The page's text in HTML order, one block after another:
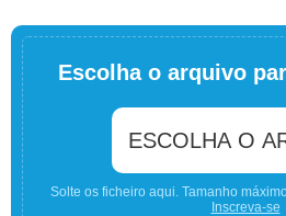
Escolha o arquivo
ESCOLHA O
Solte os ficheiro aqui. Tamanho
Inscreva-se